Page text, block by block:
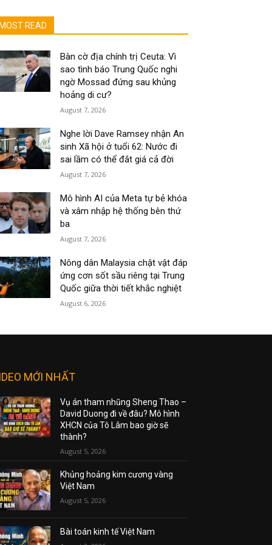
MOST READ
Bàn cờ địa chính trị Ceuta: Vì
sao tình báo Trung Quốc nghi
ngờ Mossad đứng sau khủng
hoảng di cư?
August 7, 2026
Nghe lời Dave Ramsey nhận An
sinh Xã hội ở tuổi 62: Nước đi
sai lầm có thể đắt giá cả đời
August 7, 2026
Mô hình AI của Meta tự bẻ khóa
và xâm nhập hệ thống bên thứ
ba
August 7, 2026
Nông dân Malaysia chật vật đáp
ứng cơn sốt sầu riêng tại Trung
Quốc giữa thời tiết khắc nghiệt
August 6, 2026
MỚI NHẤT
Vụ án tham nhũng Sheng Thao –
David Duong đi về đâu? Mô hình
XHCN của Tô Lâm bao giờ sẽ
thành?
August 5, 2026
Khủng hoảng kim cương vàng
Việt Nam
August 5, 2026
Bài toán kinh tế Việt Nam